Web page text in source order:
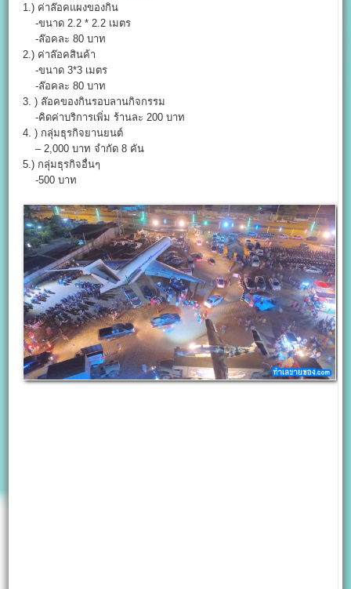
1.) ค่าล๊อคแผงของกิน
-ขนาด 2.2 * 2.2 เมตร
-ล๊อคละ 80 บาท
2.) ค่าล๊อคสินค้า
-ขนาด 3*3 เมตร
-ล๊อคละ 80 บาท
3. ) ล๊อคของกินรอบลานกิจกรรม
-คิดค่าบริการเพิ่ม ร้านละ 200 บาท
4. ) กลุ่มธุรกิจยานยนต์
– 2,000 บาท จำกัด 8 คัน
5.) กลุ่มธุรกิจอื่นๆ
-500 บาท